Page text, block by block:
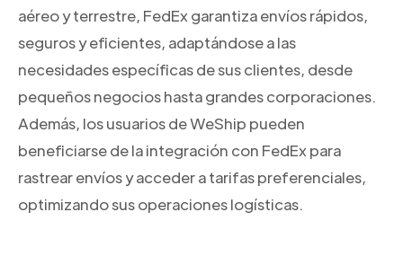
aéreo y terrestre, FedEx garantiza envíos rápidos,
seguros y eficientes, adaptándose a las
necesidades específicas de sus clientes, desde
pequeños negocios hasta grandes corporaciones.
Además, los usuarios de WeShip pueden
beneficiarse de la integración con FedEx para
rastrear envíos y acceder a tarifas preferenciales,
optimizando sus operaciones logísticas.